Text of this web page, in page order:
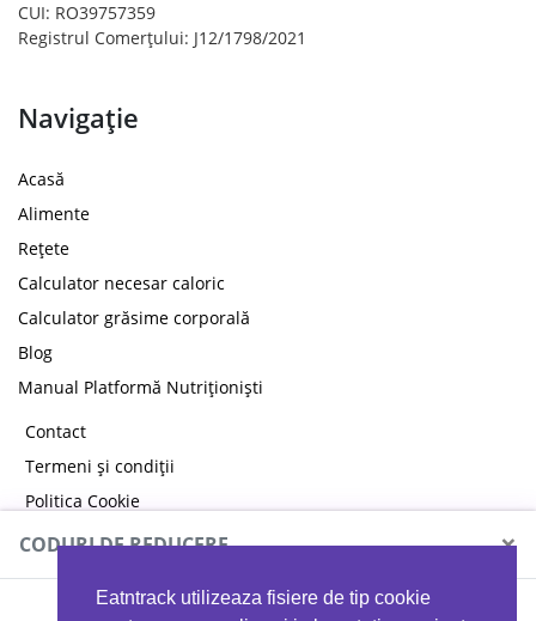
Eatntrack utilizeaza fisiere de tip cookie
CUI: RO39757359
Registrul Comerțului: J12/1798/2021
Navigație
Acasă
Alimente
Rețete
Calculator necesar caloric
Calculator grăsime corporală
Blog
Manual Platformă Nutriționiști
Contact
Termeni și condiții
Politica Cookie
Politica de confidențialitate
CODURI DE REDUCERE ×